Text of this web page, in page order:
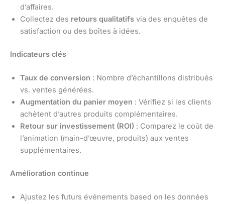
d’affaires.
Collectez des retours qualitatifs via des enquêtes de
satisfaction ou des boîtes à idées.
Indicateurs clés
Taux de conversion : Nombre d’échantillons distribués
vs. ventes générées.
Augmentation du panier moyen : Vérifiez si les clients
achètent d’autres produits complémentaires.
Retour sur investissement (ROI) : Comparez le coût de
l’animation (main-d’œuvre, produits) aux ventes
supplémentaires.
Amélioration continue
Ajustez les futurs événements based on les données